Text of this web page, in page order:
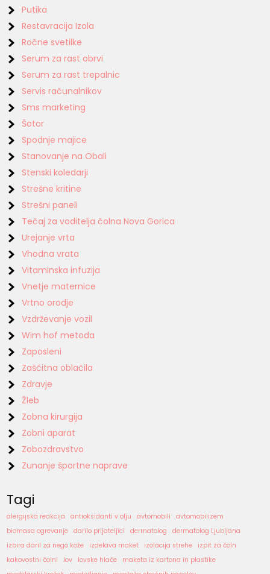
Putika
Restavracija Izola
Ročne svetilke
Serum za rast obrvi
Serum za rast trepalnic
Servis računalnikov
Sms marketing
Šotor
Spodnje majice
Stanovanje na Obali
Stenski koledarji
Strešne kritine
Strešni paneli
Tečaj za voditelja čolna Nova Gorica
Urejanje vrta
Vhodna vrata
Vitaminska infuzija
Vnetje maternice
Vrtno orodje
Vzdrževanje vozil
Wim hof metoda
Zaposleni
Zaščitna oblačila
Zdravje
Žleb
Zobna kirurgija
Zobni aparat
Zobozdravstvo
Zunanje športne naprave
Tagi
alergijska reakcija antioksidanti v olju avtomobili
avtomobilizem
biomasa ogrevanje
darilo prijateljici dermatolog
dermatolog Ljubljana
izbira daril za nego kože
izdelava maket izolacija strehe
izpit za čoln
kakovostni čolni
lov lovske hlače
maketa iz kartona in plastike